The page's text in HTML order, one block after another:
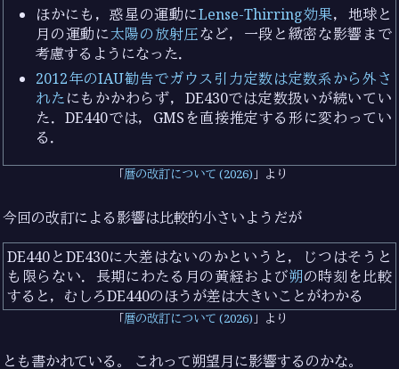
ほかにも，惑星の運動にLense-Thirring効果，地球と
月の運動に太陽の放射圧など，一段と緻密な影響まで
考慮するようになった．
2012年のIAU勧告でガウス引力定数は定数系から外さ
れたにもかかわらず，DE430では定数扱いが続いてい
た．DE440では，GMSを直接推定する形に変わってい
る．
暦の改訂について (2026) より
今回の改訂による影響は比較的小さいようだが
DE440とDE430に大差はないのかというと，じつはそうと
も限らない．長期にわたる月の黄経および朔の時刻を比較
すると，むしろDE440のほうが差は大きいことがわかる
暦の改訂について (2026) より
とも書かれている。 これって朔望月に影響するのかな。